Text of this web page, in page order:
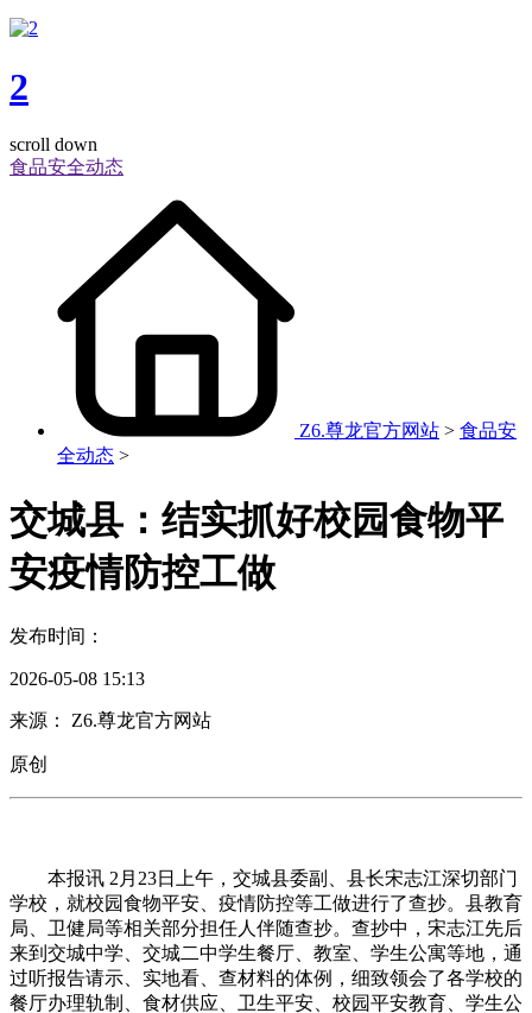
2
scroll down
食品安全动态
Z6.尊龙官方网站 > 食品安
全动态 >
交城县：结实抓好校园食物平
安疫情防控工做
发布时间：
2026-05-08 15:13
来源： Z6.尊龙官方网站
原创
本报讯 2月23日上午，交城县委副、县长宋志江深切部门
学校，就校园食物平安、疫情防控等工做进行了查抄。县教育
局、卫健局等相关部分担任人伴随查抄。查抄中，宋志江先后
来到交城中学、交城二中学生餐厅、教室、学生公寓等地，通
过听报告请示、实地看、查材料的体例，细致领会了各学校的
餐厅办理轨制、食材供应、卫生平安、校园平安教育、学生公